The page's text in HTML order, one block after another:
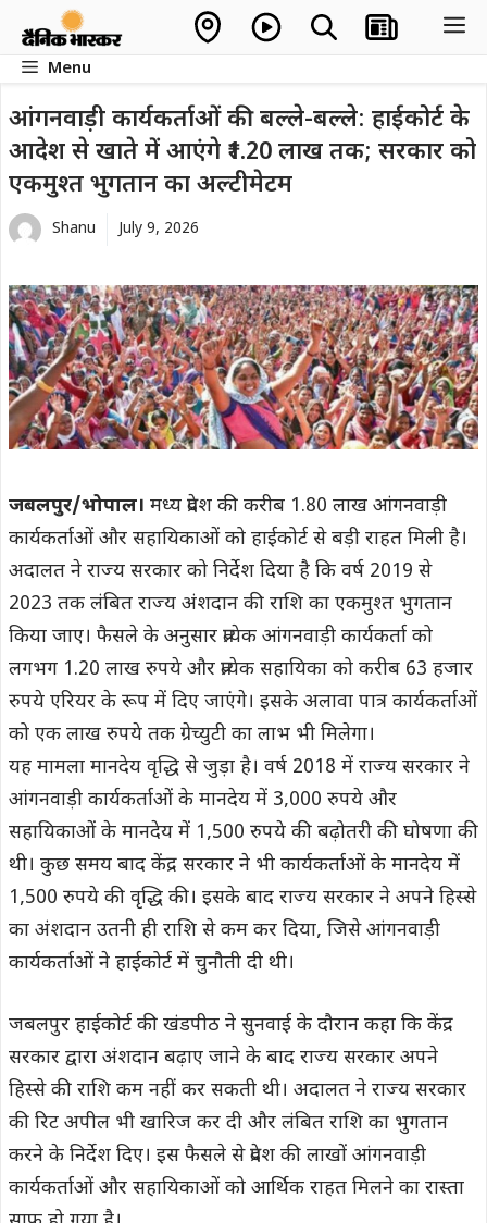
contentMenu
आंगनवाड़ी कार्यकर्ताओं की बल्ले-बल्ले: हाईकोर्ट के
आदेश से खाते में आएंगे ₹1.20 लाख तक; सरकार को
एकमुश्त भुगतान का अल्टीमेटम
Shanu July 9, 2026
जबलपुर/भोपाल। मध्य प्रदेश की करीब 1.80 लाख आंगनवाड़ी
कार्यकर्ताओं और सहायिकाओं को हाईकोर्ट से बड़ी राहत मिली है।
अदालत ने राज्य सरकार को निर्देश दिया है कि वर्ष 2019 से
2023 तक लंबित राज्य अंशदान की राशि का एकमुश्त भुगतान
किया जाए। फैसले के अनुसार प्रत्येक आंगनवाड़ी कार्यकर्ता को
लगभग 1.20 लाख रुपये और प्रत्येक सहायिका को करीब 63 हजार
रुपये एरियर के रूप में दिए जाएंगे। इसके अलावा पात्र कार्यकर्ताओं
को एक लाख रुपये तक ग्रेच्युटी का लाभ भी मिलेगा।
यह मामला मानदेय वृद्धि से जुड़ा है। वर्ष 2018 में राज्य सरकार ने
आंगनवाड़ी कार्यकर्ताओं के मानदेय में 3,000 रुपये और
सहायिकाओं के मानदेय में 1,500 रुपये की बढ़ोतरी की घोषणा की
थी। कुछ समय बाद केंद्र सरकार ने भी कार्यकर्ताओं के मानदेय में
1,500 रुपये की वृद्धि की। इसके बाद राज्य सरकार ने अपने हिस्से
का अंशदान उतनी ही राशि से कम कर दिया, जिसे आंगनवाड़ी
कार्यकर्ताओं ने हाईकोर्ट में चुनौती दी थी।
जबलपुर हाईकोर्ट की खंडपीठ ने सुनवाई के दौरान कहा कि केंद्र
सरकार द्वारा अंशदान बढ़ाए जाने के बाद राज्य सरकार अपने
हिस्से की राशि कम नहीं कर सकती थी। अदालत ने राज्य सरकार
की रिट अपील भी खारिज कर दी और लंबित राशि का भुगतान
करने के निर्देश दिए। इस फैसले से प्रदेश की लाखों आंगनवाड़ी
कार्यकर्ताओं और सहायिकाओं को आर्थिक राहत मिलने का रास्ता